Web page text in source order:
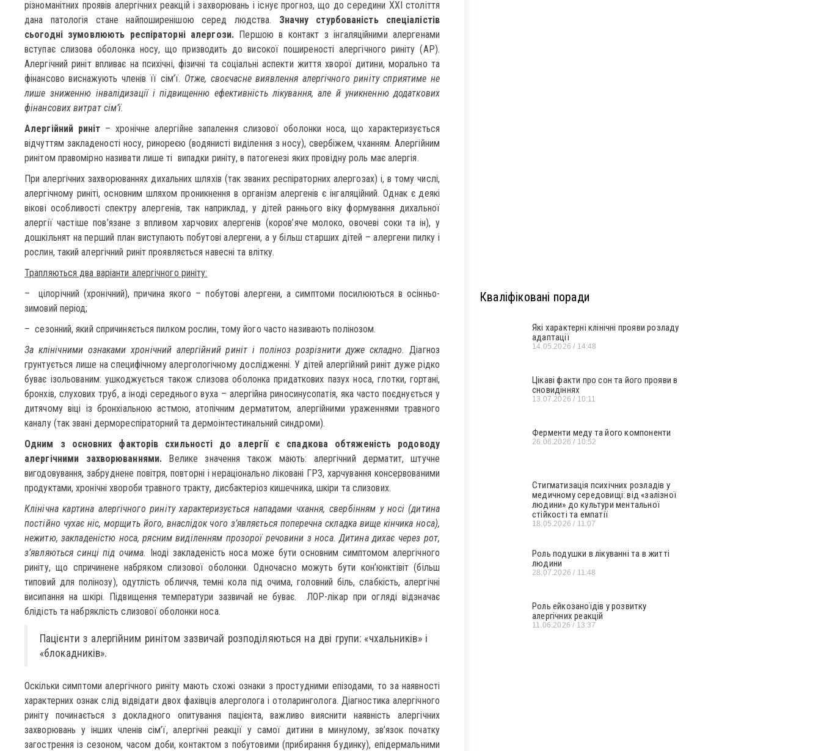
різноманітних проявів алергічних реакцій і захворювань і існує прогноз, що до середини XXI століття
дана патологія стане найпоширенішою серед людства. Значну стурбованість спеціалістів
сьогодні зумовлюють респіраторні алергози. Першою в контакт з інгаляційними алергенами
вступає слизова оболонка носу, що призводить до високої поширеності алергічного риніту (АР).
Алергічний риніт впливає на психічні, фізичні та соціальні аспекти життя хворої дитини, морально та
фінансово виснажують членів її сім’ї. Отже, своєчасне виявлення алергічного риніту сприятиме не
лише зниженню інвалідизації і підвищенню ефективність лікування, але й уникненню додаткових
фінансових витрат сім’ї.
Алергійний риніт – хронічне алергійне запалення слизової оболонки носа, що характеризується
відчуттям закладеності носу, ринореєю (водянисті виділення з носу), свербіжем, чханням. Алергійним
ринітом правомірно називати лише ті випадки риніту, в патогенезі яких провідну роль має алергія.
При алергічних захворюваннях дихальних шляхів (так званих респіраторних алергозах) і, в тому числі,
алергічному риніті, основним шляхом проникнення в організм алергенів є інгаляційний. Однак є деякі
вікові особливості спектру алергенів, так наприклад, у дітей раннього віку формування дихальної
алергії частіше пов’язане з впливом харчових алергенів (коров’яче молоко, овочеві соки та ін), у
дошкільнят на перший план виступають побутові алергени, а у більш старших дітей – алергени пилку і
рослин, такий алергічний риніт проявляється навесні та влітку.
Трапляються два варіанти алергічного риніту:
– цілорічний (хронічний), причина якого – побутові алергени, а симптоми посилюються в осінньо-
зимовий період;
– сезонний, який спричиняється пилком рослин, тому його часто називають полінозом.
За клінічними ознаками хронічний алергійний риніт і поліноз розрізнити дуже складно. Діагноз
грунтується лише на специфічному алергологічному дослідженні. У дітей алергійний риніт дуже рідко
буває ізольованим: ушкоджується також слизова оболонка придаткових пазух носа, глотки, гортані,
бронхів, слухових труб, а іноді середнього вуха – алергійна риносинусопатія, яка часто поєднується у
дитячому віці із бронхіальною астмою, атопічним дерматитом, алергійними ураженнями травного
каналу (так звані дермореспіраторний та дермоінтестинальний синдроми).
Одним з основних факторів схильності до алергії є спадкова обтяженість родоводу
алергічними захворюваннями. Велике значення також мають: алергічний дерматит, штучне
вигодовування, забруднене повітря, повторні і нераціонально ліковані ГРЗ, харчування консервованими
продуктами, хронічні хвороби травного тракту, дисбактеріоз кишечника, шкіри та слизових.
Клінічна картина алергічного риніту характеризується нападами чхання, свербінням у носі (дитина
постійно чухає ніс, морщить його, внаслідок чого з’являється поперечна складка вище кінчика носа),
нежитю, закладеністю носа, рясним виділенням прозорої речовини з носа. Дитина дихає через рот,
з’являються синці під очима. Іноді закладеність носа може бути основним симптомом алергічного
риніту, що спричинене набряком слизової оболонки. Одночасно можуть бути кон’юнктівіт (більш
типовий для полінозу), одутлість обличчя, темні кола під очима, головний біль, слабкість, алергічні
висипання на шкірі. Підвищення температури зазвичай не буває. ЛОР-лікар при огляді відзначає
блідість та набряклість слизової оболонки носа.
Пацієнти з алергійним ринітом зазвичай розподіляються на дві групи: «чхальників» і
«блокадників».
Оскільки симптоми алергічного риніту мають схожі ознаки з простудними епізодами, то за наявності
характерних ознак слід відвідати двох фахівців алерголога і отоларинголога. Діагностика алергічного
риніту починається з докладного опитування пацієнта, важливо вияснити наявність алергічних
захворювань у інших членів сім’ї, алергічні реакції у самої дитини в минулому, зв’язок початку
загострення із сезоном, часом доби, контактом з побутовими (прибирання будинку), епідермальними
Кваліфіковані поради
Які характерні клінічні прояви розладу
адаптації
14.05.2026 14:48
Цікаві факти про сон та його прояви в
сновидіннях
13.07.2026 10:11
Ферменти меду та його компоненти
26.06.2026 10:52
Стигматизація психічних розладів у
медичному середовищі: від «залізної
людини» до культури ментальної
стійкості та емпатії
18.05.2026 11:07
Роль подушки в лікуванні та в житті
людини
28.07.2026 11:48
Роль ейкозаноїдів у розвитку
алергічних реакцій
11.06.2026 13:37